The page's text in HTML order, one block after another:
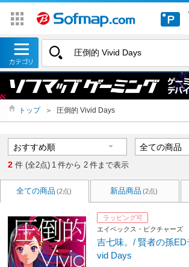
トップ ＞ 圧倒的 Vivid Days
2 件 (全2点) 1 件から 2 件まで表示
全ての商品 (2点) 新品商品 (2点)
ラッピング可
エイベックス・ピクチャーズ
吉七味。/ 賢者の孫
vid Days